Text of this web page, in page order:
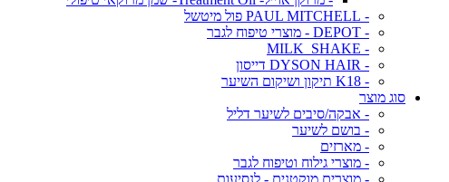
- PAUL MITCHELL פול מיטשל
- DEPOT - מוצרי טיפוח לגבר
- MILK_SHAKE
- DYSON HAIR דייסון
- K18 תיקון ושיקום השיער
סוג מוצר
- אבקה/סיבים לשיער דליל
- בושם לשיער
- מארזים
- מוצרי גילוח וטיפוח לגבר
- מוצרים מוקטנים - לנסיעות